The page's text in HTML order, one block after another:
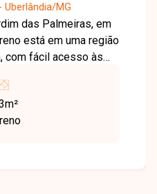
Uberlândia/MG
das Palmeiras, em
está em uma região
com fácil acesso às
proximidade com
excelente
de estar em ponto